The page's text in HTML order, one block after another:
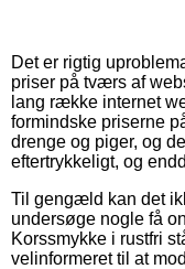
Det er rigtig
priser på tværs af
lang række internet
formindske priserne
drenge og piger, og
eftertrykkeligt, og
Til gengæld kan det
undersøge nogle få
Korssmykke i rustfri
velinformeret til at